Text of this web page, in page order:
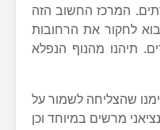
המרכז החשוב הזה
לחקור את הרחובות
תיהנו מהנוף הנפלא
שהצליחה לשמור על
מרשים במיוחד וכן